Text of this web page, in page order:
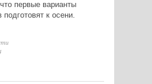
первые варианты
подготовят к осени.